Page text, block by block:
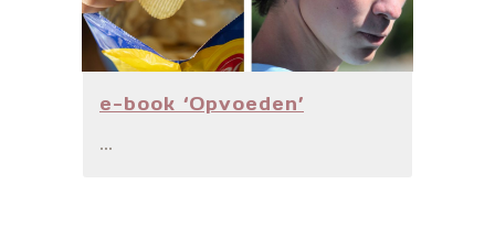
e-book ‘Opvoeden’
...